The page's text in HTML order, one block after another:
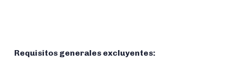
Requisitos generales excluyentes: